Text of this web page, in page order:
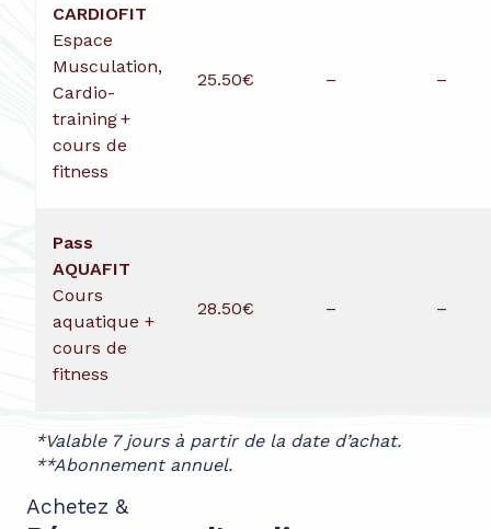
CARDIOFIT
Espace
Musculation,
Cardio-
training +
cours de
fitness
25.50€ – –
Pass
AQUAFIT
Cours
aquatique +
cours de
fitness
28.50€ – –
*Valable 7 jours à partir de la date d’achat.
**Abonnement annuel.
Achetez &